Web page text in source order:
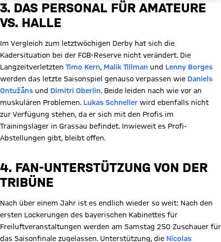
3. DAS PERSONAL FÜR AMATEURE
VS. HALLE
Im Vergleich zum letztwöchigen Derby hat sich die
Kadersituation bei der FCB-Reserve nicht verändert. Die
Langzeitverletzten Timo Kern, Malik Tillman und Lenny Borges
werden das letzte Saisonspiel genauso verpassen wie Daniels
Ontužāns und Dimitri Oberlin. Beide leiden nach wie vor an
muskulären Problemen. Lukas Schneller wird ebenfalls nicht
zur Verfügung stehen, da er sich mit den Profis im
Trainingslager in Grassau befindet. Inwieweit es Profi-
Abstellungen gibt, bleibt offen.
4. FAN-UNTERSTÜTZUNG VON DER
TRIBÜNE
Nach über einem Jahr ist es endlich wieder so weit: Nach den
ersten Lockerungen des bayerischen Kabinettes für
Freiluftveranstaltungen werden am Samstag 250 Zuschauer für
das Saisonfinale zugelassen. Unterstützung, die Nicolas